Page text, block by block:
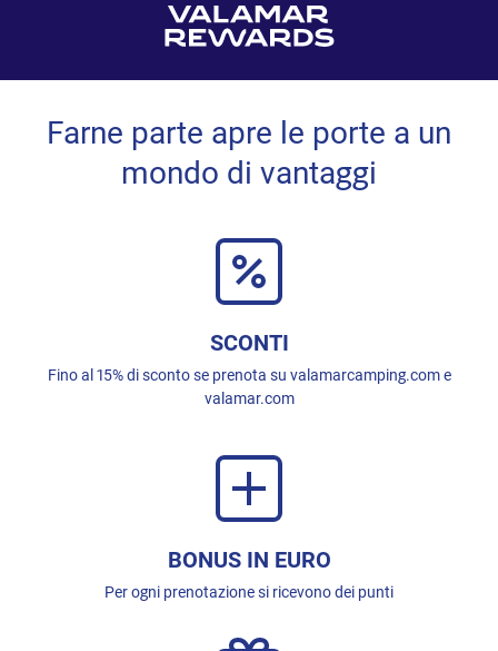
Farne parte apre le porte a un
mondo di vantaggi
SCONTI
Fino al 15% di sconto se prenota su valamarcamping.com e
valamar.com
BONUS IN EURO
Per ogni prenotazione si ricevono dei punti